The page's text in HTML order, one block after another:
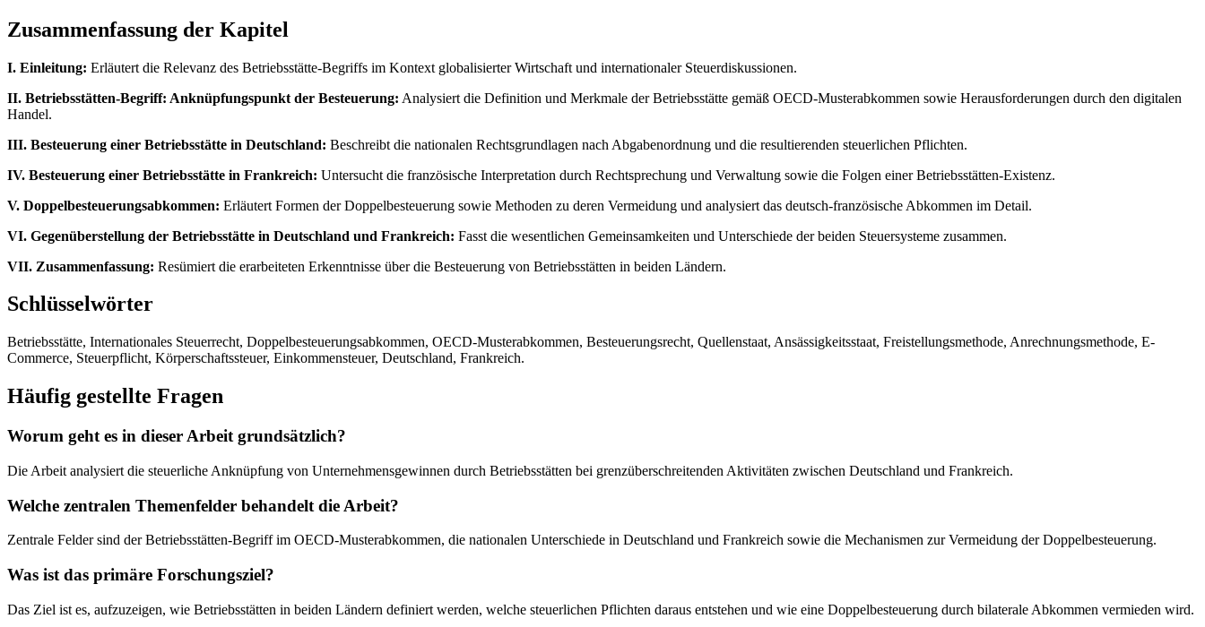
Zusammenfassung der Kapitel
I. Einleitung: Erläutert die Relevanz des Betriebsstätte-Begriffs im Kontext globalisierter Wirtschaft und internationaler Steuerdiskussionen.
II. Betriebsstätten-Begriff: Anknüpfungspunkt der Besteuerung: Analysiert die Definition und Merkmale der Betriebsstätte gemäß OECD-Musterabkommen sowie Herausforderungen durch den digitalen
Handel.
III. Besteuerung einer Betriebsstätte in Deutschland: Beschreibt die nationalen Rechtsgrundlagen nach Abgabenordnung und die resultierenden steuerlichen Pflichten.
IV. Besteuerung einer Betriebsstätte in Frankreich: Untersucht die französische Interpretation durch Rechtsprechung und Verwaltung sowie die Folgen einer Betriebsstätten-Existenz.
V. Doppelbesteuerungsabkommen: Erläutert Formen der Doppelbesteuerung sowie Methoden zu deren Vermeidung und analysiert das deutsch-französische Abkommen im Detail.
VI. Gegenüberstellung der Betriebsstätte in Deutschland und Frankreich: Fasst die wesentlichen Gemeinsamkeiten und Unterschiede der beiden Steuersysteme zusammen.
VII. Zusammenfassung: Resümiert die erarbeiteten Erkenntnisse über die Besteuerung von Betriebsstätten in beiden Ländern.
Schlüsselwörter
Betriebsstätte, Internationales Steuerrecht, Doppelbesteuerungsabkommen, OECD-Musterabkommen, Besteuerungsrecht, Quellenstaat, Ansässigkeitsstaat, Freistellungsmethode, Anrechnungsmethode, E-
Commerce, Steuerpflicht, Körperschaftssteuer, Einkommensteuer, Deutschland, Frankreich.
Häufig gestellte Fragen
Worum geht es in dieser Arbeit grundsätzlich?
Die Arbeit analysiert die steuerliche Anknüpfung von Unternehmensgewinnen durch Betriebsstätten bei grenzüberschreitenden Aktivitäten zwischen Deutschland und Frankreich.
Welche zentralen Themenfelder behandelt die Arbeit?
Zentrale Felder sind der Betriebsstätten-Begriff im OECD-Musterabkommen, die nationalen Unterschiede in Deutschland und Frankreich sowie die Mechanismen zur Vermeidung der Doppelbesteuerung.
Was ist das primäre Forschungsziel?
Das Ziel ist es, aufzuzeigen, wie Betriebsstätten in beiden Ländern definiert werden, welche steuerlichen Pflichten daraus entstehen und wie eine Doppelbesteuerung durch bilaterale Abkommen vermieden wird.